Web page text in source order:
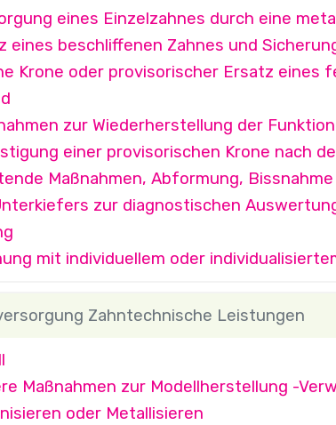
eines Einzelzahnes durch eine
eines beschliffenen Zahnes und
Krone oder provisorischer Ersatz eines
zur Wiederherstellung der
einer provisorischen Krone nach
Maßnahmen, Abformung,
zur diagnostischen
mit individuellem oder
Zahntechnische Leistungen
Maßnahmen zur Modellherstellung -
oder Metallisieren